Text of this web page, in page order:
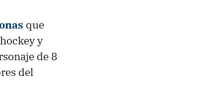
que
y
de 8
del